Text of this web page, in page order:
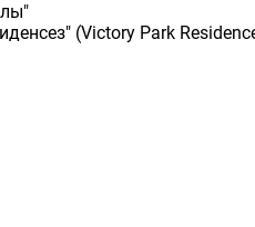
(Victory Park